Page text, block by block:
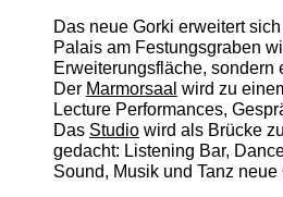
Das neue Gorki erweitert
Palais am Festungsgraben
Erweiterungsfläche, sondern
Der Marmorsaal wird zu
Lecture Performances,
Das Studiowird als Brücke
gedacht: Listening Bar,
Sound, Musik und Tanz